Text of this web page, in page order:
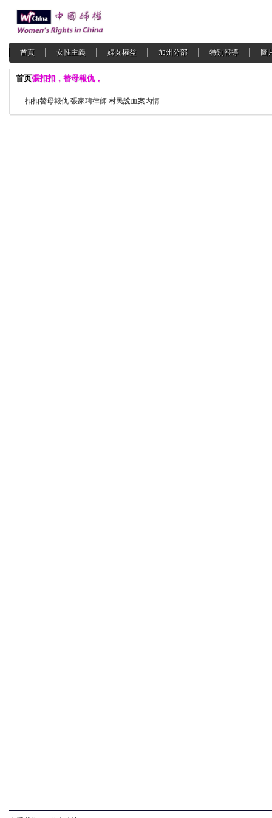
首頁 女性主義 婦女權益 加州分部 特別報導 圖
首页張扣扣，替母報仇，
扣扣替母報仇 張家聘律師 村民說血案內情